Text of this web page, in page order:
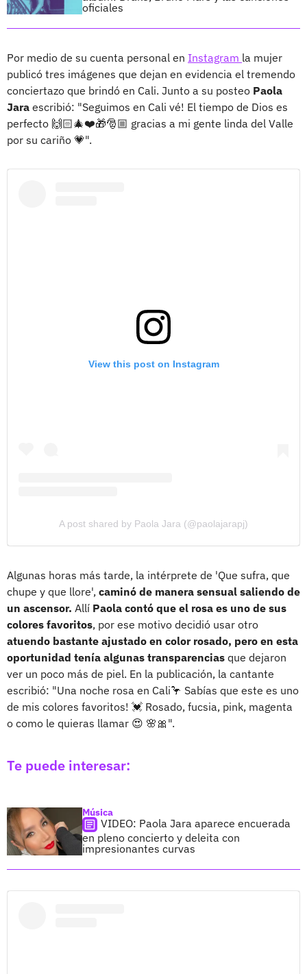
oficiales
Por medio de su cuenta personal en Instagram la mujer
publicó tres imágenes que dejan en evidencia el tremendo
conciertazo que brindó en Cali. Junto a su posteo Paola
Jara escribió: "Seguimos en Cali vé! El tiempo de Dios es
perfecto 🙌🏻🎄❤️🎁🎅🏼 gracias a mi gente linda del Valle
por su cariño 💗".
View this post on Instagram
A post shared by Paola Jara (@paolajarapj)
Algunas horas más tarde, la intérprete de 'Que sufra, que
chupe y que llore', caminó de manera sensual saliendo de
un ascensor. Allí Paola contó que el rosa es uno de sus
colores favoritos, por ese motivo decidió usar otro
atuendo bastante ajustado en color rosado, pero en esta
oportunidad tenía algunas transparencias que dejaron
ver un poco más de piel. En la publicación, la cantante
escribió: "Una noche rosa en Cali🦩 Sabías que este es uno
de mis colores favoritos! 💓 Rosado, fucsia, pink, magenta
o como le quieras llamar 😍 🌸🎀".
Te puede interesar:
Música
VIDEO: Paola Jara aparece encuerada
en pleno concierto y deleita con
impresionantes curvas